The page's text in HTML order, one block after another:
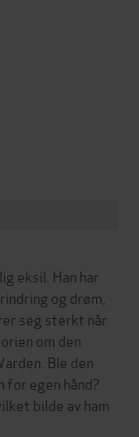
eksil. Han har
og drøm,
seg sterkt når
om den
Ble den
for egen hånd?
bilde av ham